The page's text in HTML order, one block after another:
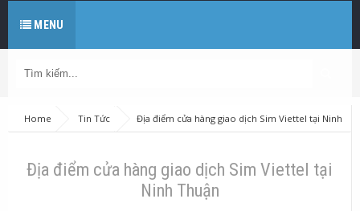
MENU
Home Tin Tức
Địa điểm cửa hàng giao dịch Sim Viettel tại Ninh
Thuận
Địa điểm cửa hàng giao dịch Sim Viettel tại
Ninh Thuận